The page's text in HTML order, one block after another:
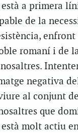
a primera
de la
enfront
romaní i de
negativa
al conjunt
que
molt actiu